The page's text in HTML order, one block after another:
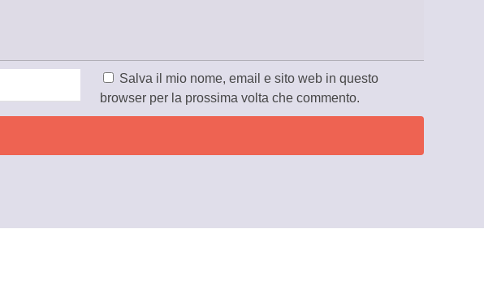
Salva il mio nome, email e sito web in questo
browser per la prossima volta che commento.